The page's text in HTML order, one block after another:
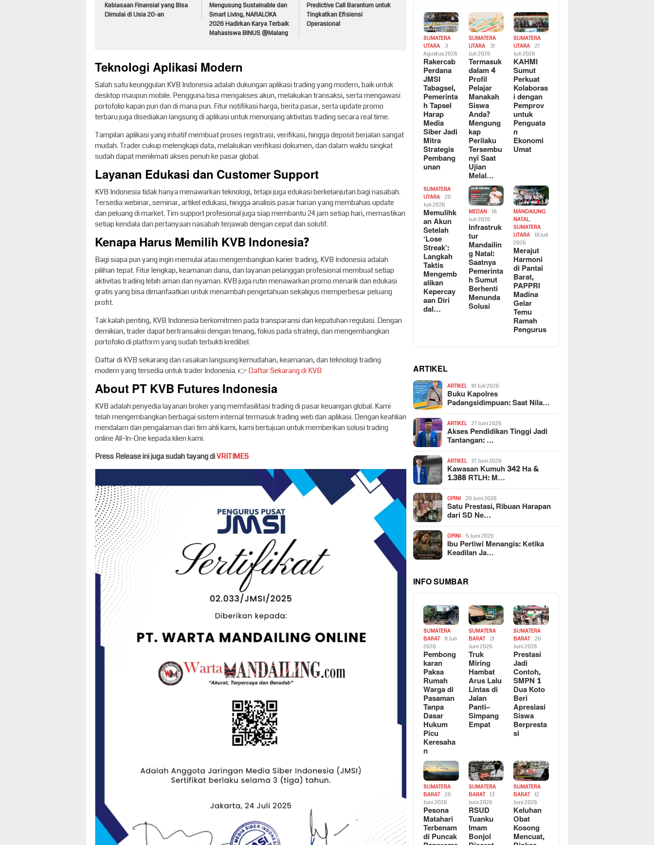
Kebiasaan Finansial yang Bisa
Dimulai di Usia 20-an
Mengusung Sustainable dan
Smart Living, NARALOKA
2026 Hadirkan Karya Terbaik
Mahasiswa BINUS @Malang
Predictive Call Barantum untuk
Tingkatkan Efisiensi
Operasional
Teknologi Aplikasi Modern
Salah satu keunggulan KVB Indonesia adalah dukungan aplikasi trading yang modern, baik untuk
desktop maupun mobile. Pengguna bisa mengakses akun, melakukan transaksi, serta mengawasi
portofolio kapan pun dan di mana pun. Fitur notifikasi harga, berita pasar, serta update promo
terbaru juga disediakan langsung di aplikasi untuk menunjang aktivitas trading secara real time.
Tampilan aplikasi yang intuitif membuat proses registrasi, verifikasi, hingga deposit berjalan sangat
mudah. Trader cukup melengkapi data, melakukan verifikasi dokumen, dan dalam waktu singkat
sudah dapat menikmati akses penuh ke pasar global.
Layanan Edukasi dan Customer Support
KVB Indonesia tidak hanya menawarkan teknologi, tetapi juga edukasi berkelanjutan bagi nasabah.
Tersedia webinar, seminar, artikel edukasi, hingga analisis pasar harian yang membahas update
dan peluang di market. Tim support profesional juga siap membantu 24 jam setiap hari, memastikan
setiap kendala dan pertanyaan nasabah terjawab dengan cepat dan solutif.
Kenapa Harus Memilih KVB Indonesia?
Bagi siapa pun yang ingin memulai atau mengembangkan karier trading, KVB Indonesia adalah
pilihan tepat. Fitur lengkap, keamanan dana, dan layanan pelanggan profesional membuat setiap
aktivitas trading lebih aman dan nyaman. KVB juga rutin menawarkan promo menarik dan edukasi
gratis yang bisa dimanfaatkan untuk menambah pengetahuan sekaligus memperbesar peluang
profit.
Tak kalah penting, KVB Indonesia berkomitmen pada transparansi dan kepatuhan regulasi. Dengan
demikian, trader dapat bertransaksi dengan tenang, fokus pada strategi, dan mengembangkan
portofolio di platform yang sudah terbukti kredibel.
Daftar di KVB sekarang dan rasakan langsung kemudahan, keamanan, dan teknologi trading
modern yang tersedia untuk trader Indonesia. 👉Daftar Sekarang di KVB
About PT KVB Futures Indonesia
KVB adalah penyedia layanan broker yang memfasilitasi trading di pasar keuangan global. Kami
telah mengembangkan berbagai sistem internal termasuk trading web dan aplikasi. Dengan keahlian
mendalam dan pengalaman dari tim ahli kami, kami bertujuan untuk memberikan solusi trading
online All-In-One kepada klien kami.
Press Release ini juga sudah tayang diVRITIMES
SUMATERA
UTARA
3
Agustus 2026
Rakercab
Perdana
JMSI
Tabagsel,
Pemerinta
h Tapsel
Harap
Media
Siber Jadi
Mitra
Strategis
Pembang
unan
SUMATERA
UTARA
31
Juli 2026
Termasuk
dalam 4
Profil
Pelajar
Manakah
Siswa
Anda?
Mengung
kap
Perilaku
Tersembu
nyi Saat
Ujian
Melal…
SUMATERA
UTARA
27
Juli 2026
KAHMI
Sumut
Perkuat
Kolaboras
i dengan
Pemprov
untuk
Penguata
n
Ekonomi
Umat
SUMATERA
UTARA
20
Juli 2026
Memulihk
an Akun
Setelah
‘Lose
Streak’:
Langkah
Taktis
Mengemb
alikan
Kepercay
aan Diri
dal…
MEDAN
18
Juli 2026
Infrastruk
tur
Mandailin
g Natal:
Saatnya
Pemerinta
h Sumut
Berhenti
Menunda
Solusi
MANDAILING
NATAL,
SUMATERA
UTARA
18 Juli
2026
Merajut
Harmoni
di Pantai
Barat,
PAPPRI
Madina
Gelar
Temu
Ramah
Pengurus
ARTIKEL
ARTIKEL 10 Juli 2026
Buku Kapolres
Padangsidimpuan: Saat Nila…
ARTIKEL 27 Juni 2026
Akses Pendidikan Tinggi Jadi
Tantangan: …
ARTIKEL 27 Juni 2026
Kawasan Kumuh 342 Ha &
1.388 RTLH: M…
OPINI 20 Juni 2026
Satu Prestasi, Ribuan Harapan
dari SD Ne…
OPINI 5 Juni 2026
Ibu Pertiwi Menangis: Ketika
Keadilan Ja…
INFO SUMBAR
SUMATERA
BARAT
11 Juli
2026
Pembong
karan
Paksa
Rumah
Warga di
Pasaman
Tanpa
Dasar
Hukum
Picu
Keresaha
n
SUMATERA
BARAT
21
Juni 2026
Truk
Miring
Hambat
Arus Lalu
Lintas di
Jalan
Panti–
Simpang
Empat
SUMATERA
BARAT
20
Juni 2026
Prestasi
Jadi
Contoh,
SMPN 1
Dua Koto
Beri
Apresiasi
Siswa
Berpresta
si
SUMATERA
BARAT
20
Juni 2026
Pesona
Matahari
Terbenam
di Puncak
SUMATERA
BARAT
13
Juni 2026
RSUD
Tuanku
Imam
Bonjol
SUMATERA
BARAT
12
Juni 2026
Keluhan
Obat
Kosong
Mencuat,